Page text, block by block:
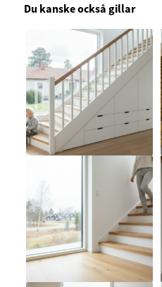
Du kanske också gillar